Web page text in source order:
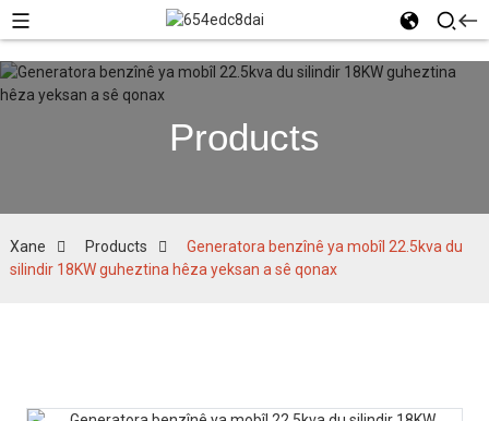
Products
Xane Products
Generatora benzînê ya mobîl 22.5kva du
silindir 18KW guheztina hêza yeksan a sê qonax